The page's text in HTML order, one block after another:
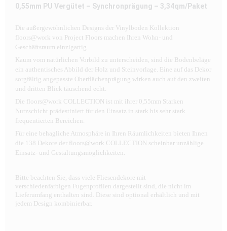
0,55mm PU Vergütet – Synchronprägung – 3,34qm/Paket
Die außergewöhnlichen Designs der Vinylboden Kollektion
floors@work von Project Floors machen Ihren Wohn- und
Geschäftsraum einzigartig.
Kaum vom natürlichen Vorbild zu unterscheiden, sind die Bodenbeläge
ein authentisches Abbild der Holz und Steinvorlage. Eine auf das Dekor
sorgfältig angepasste Oberflächenprägung wirken auch auf den zweiten
und dritten Blick täuschend echt.
Die floors@work COLLECTION ist mit ihrer 0,55mm Starken
Nutzschicht prädestiniert für den Einsatz in stark bis sehr stark
frequentierten Bereichen.
Für eine behagliche Atmosphäre in Ihren Räumlichkeiten bieten Ihnen
die 138 Dekore der floors@work COLLECTION scheinbar unzählige
Einsatz- und Gestaltungsmöglichkeiten.
Bitte beachten Sie, dass viele Fliesendekore mit
verschiedenfarbigen Fugenprofilen dargestellt sind, die nicht im
Lieferumfang enthalten sind. Diese sind optional erhältlich und mit
jedem Design kombinierbar.